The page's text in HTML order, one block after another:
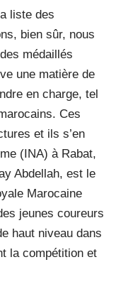
liste des
bien sûr, nous
médaillés
une matière de
en charge, tel
Ces
et ils s’en
(INA) à Rabat,
Abdellah, est le
Marocaine
jeunes coureurs
haut niveau dans
la compétition et